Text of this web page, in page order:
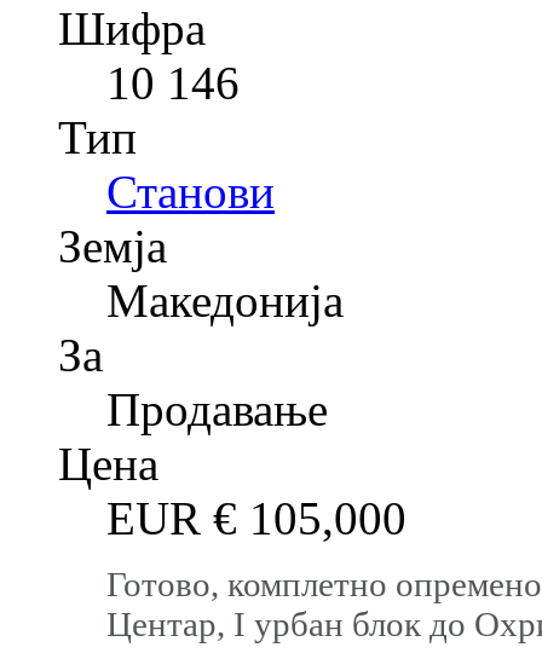
Шифра
10 146
Тип
Станови
Земја
Македонија
За
Продавање
Цена
EUR € 105,000
Готово, комплетно
Центар, I урбан блок до